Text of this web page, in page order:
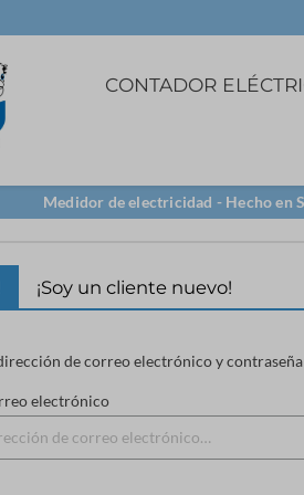
CONTADOR
3 f conexión directa
5A transformador
transformador
Software
Medidor de electricidad - Hecho en
¡Soy un cliente nuevo!
de correo electrónico y contraseña
electrónico